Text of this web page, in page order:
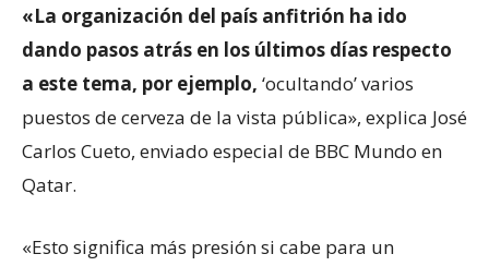
«La organización del país anfitrión ha ido
dando pasos atrás en los últimos días respecto
a este tema, por ejemplo, ‘ocultando’ varios
puestos de cerveza de la vista pública», explica José
Carlos Cueto, enviado especial de BBC Mundo en
Qatar.
«Esto significa más presión si cabe para un